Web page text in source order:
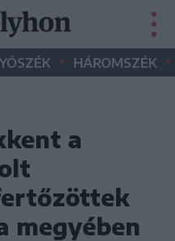
• HÁROMSZÉK •
a
megyében